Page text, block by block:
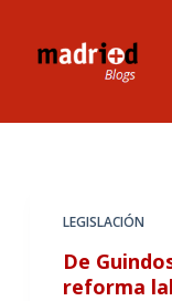
LEGISLACIÓN
De
reforma